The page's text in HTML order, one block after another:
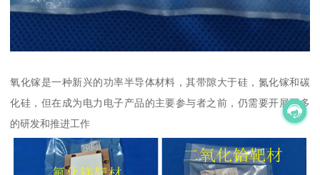
氧化镓是一种新兴的功率半导体材料，其带隙大于硅，氮化镓和碳
化硅，但在成为电力电子产品的主要参与者之前，仍需要开展更多
的研发和推进工作